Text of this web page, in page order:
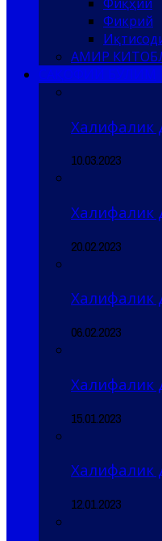
Фикрий
АМИР
Халифалик
10.03.2023
Халифалик
20.02.2023
Халифалик
06.02.2023
Халифалик
15.01.2023
Халифалик
12.01.2023